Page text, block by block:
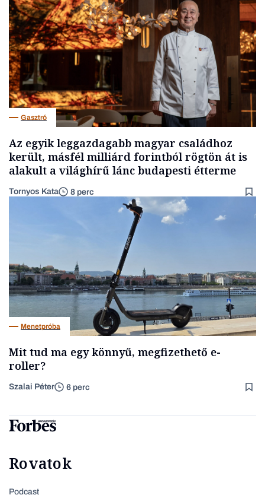
Gasztró
Az egyik leggazdagabb magyar családhoz
került, másfél milliárd forintból rögtön át is
alakult a világhírű lánc budapesti étterme
Tornyos Kata 8 perc
Menetpróba
Mit tud ma egy könnyű, megfizethető e-
roller?
Szalai Péter 6 perc
Rovatok
Podcast